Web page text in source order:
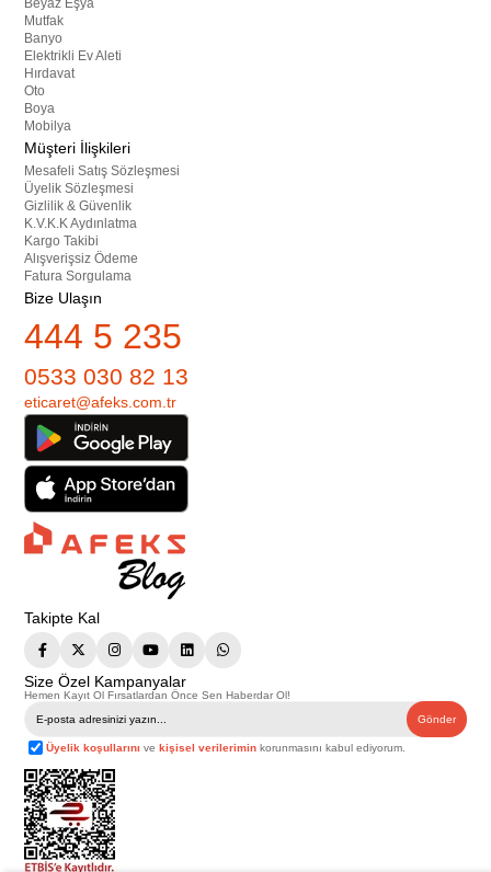
Beyaz Eşya
Mutfak
Banyo
Elektrikli Ev Aleti
Hırdavat
Oto
Boya
Mobilya
Müşteri İlişkileri
Mesafeli Satış Sözleşmesi
Üyelik Sözleşmesi
Gizlilik & Güvenlik
K.V.K.K Aydınlatma
Kargo Takibi
Alışverişsiz Ödeme
Fatura Sorgulama
Bize Ulaşın
444 5 235
0533 030 82 13
eticaret@afeks.com.tr
Takipte Kal
Size Özel Kampanyalar
Hemen Kayıt Ol Fırsatlardan Önce Sen Haberdar Ol!
Gönder
Üyelik koşullarını vekişisel verilerimin korunmasını kabul ediyorum.